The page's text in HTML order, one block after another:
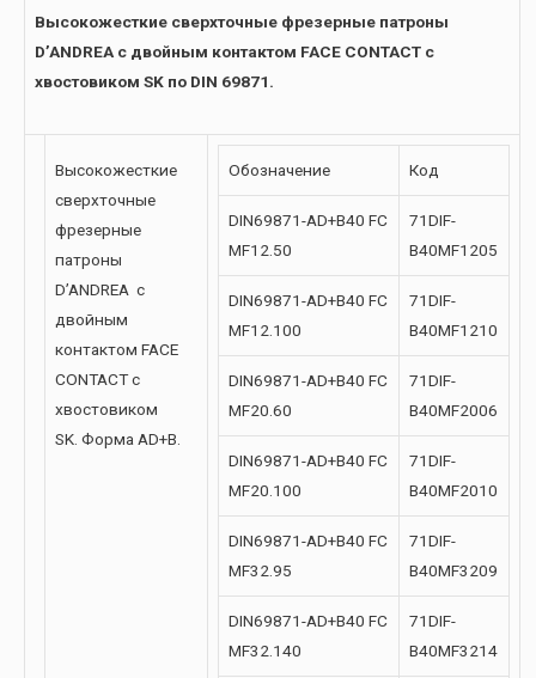
Высокожесткие сверхточные фрезерные патроны
D’ANDREA с двойным контактом FACE CONTACT с
хвостовиком SK по DIN 69871.
Высокожесткие
сверхточные
фрезерные
патроны
D’ANDREA с
двойным
контактом FACE
CONTACT с
хвостовиком
SK. Форма AD+B.
Обозначение Код
DIN69871-AD+B40 FC
MF12.50
71DIF-
B40MF1205
DIN69871-AD+B40 FC
MF12.100
71DIF-
B40MF1210
DIN69871-AD+B40 FC
MF20.60
71DIF-
B40MF2006
DIN69871-AD+B40 FC
MF20.100
71DIF-
B40MF2010
DIN69871-AD+B40 FC
MF32.95
71DIF-
B40MF3209
DIN69871-AD+B40 FC
MF32.140
71DIF-
B40MF3214